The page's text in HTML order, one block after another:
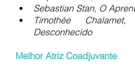
Sebastian Stan, O
Timothée
Desconhecido
Melhor Atriz Coadjuvante